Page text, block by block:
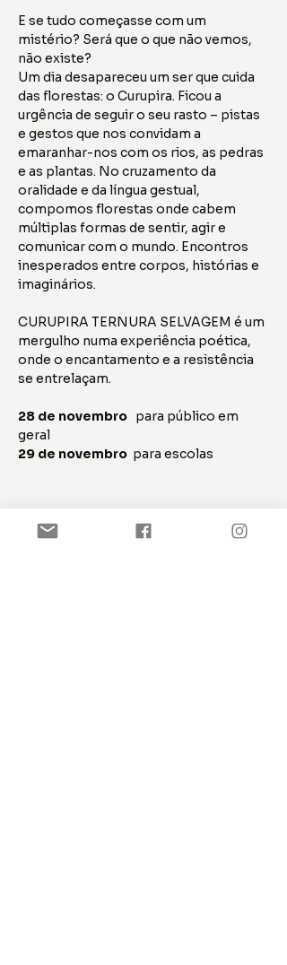
E se tudo começasse com um
mistério? Será que o que não vemos,
não existe?
Um dia desapareceu um ser que cuida
das florestas: o Curupira. Ficou a
urgência de seguir o seu rasto – pistas
e gestos que nos convidam a
emaranhar-nos com os rios, as pedras
e as plantas. No cruzamento da
oralidade e da língua gestual,
compomos florestas onde cabem
múltiplas formas de sentir, agir e
comunicar com o mundo. Encontros
inesperados entre corpos, histórias e
imaginários.
CURUPIRA TERNURA SELVAGEM é um
mergulho numa experiência poética,
onde o encantamento e a resistência
se entrelaçam.
28 de novembro para público em
geral
29 de novembro
  para escolas